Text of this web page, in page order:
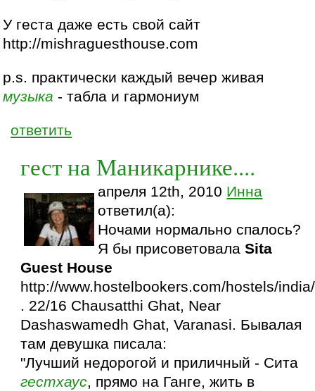
У геста даже есть свой сайт
http://mishraguesthouse.com
p.s. практически каждый вечер живая
музыка - табла и гармониум
ответить
гест на Маникарнике....
апреля 12th, 2010 Инна
ответил(а):
Ночами нормально спалось?
Я бы присоветовалаSita
Guest House
http://www.hostelbookers.com/hostels/
. 22/16 Chausatthi Ghat, Near
Dashaswamedh Ghat, Varanasi. Бывалая
там девушка писала:
"Лучший недорогой и приличный - Сита
гестхаус, прямо на Ганге, жить в